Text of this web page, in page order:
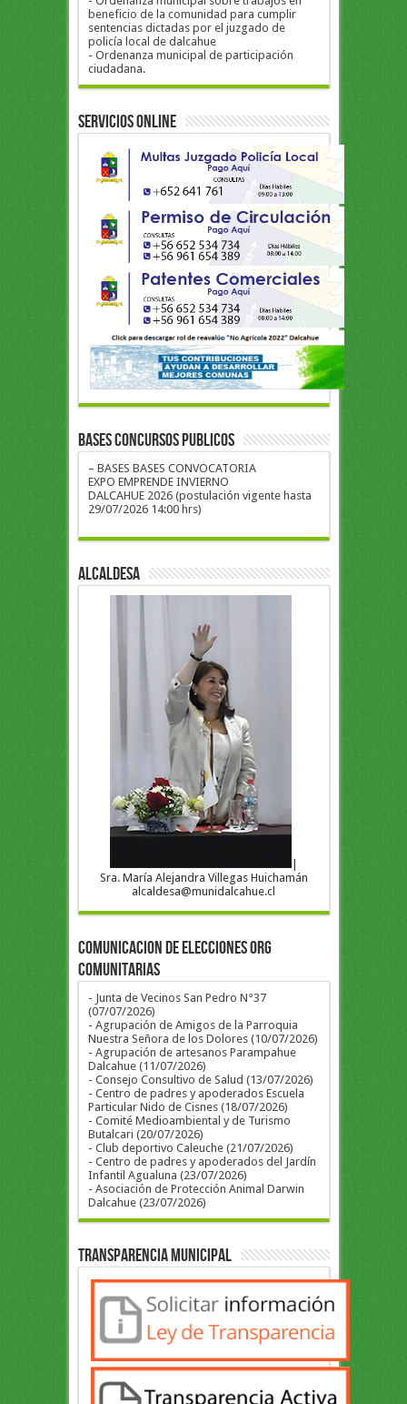
beneficio de la comunidad para cumplir
sentencias dictadas por el juzgado de
policía local de dalcahue
- Ordenanza municipal de participación
ciudadana.
Servicios Online
BASES CONCURSOS PUBLICOS
– BASES BASES CONVOCATORIA
EXPO EMPRENDE INVIERNO
DALCAHUE 2026 (postulación vigente hasta
29/07/2026 14:00 hrs)
ALCALDESA
Sra. María Alejandra Villegas Huichamán
alcaldesa@munidalcahue.cl
COMUNICACION DE ELECCIONES ORG
COMUNITARIAS
- Junta de Vecinos San Pedro N°37
(07/07/2026)
- Agrupación de Amigos de la Parroquia
Nuestra Señora de los Dolores (10/07/2026)
- Agrupación de artesanos Parampahue
Dalcahue (11/07/2026)
- Consejo Consultivo de Salud (13/07/2026)
- Centro de padres y apoderados Escuela
Particular Nido de Cisnes (18/07/2026)
- Comité Medioambiental y de Turismo
Butalcari (20/07/2026)
- Club deportivo Caleuche (21/07/2026)
- Centro de padres y apoderados del Jardín
Infantil Agualuna (23/07/2026)
- Asociación de Protección Animal Darwin
Dalcahue (23/07/2026)
Transparencia Municipal